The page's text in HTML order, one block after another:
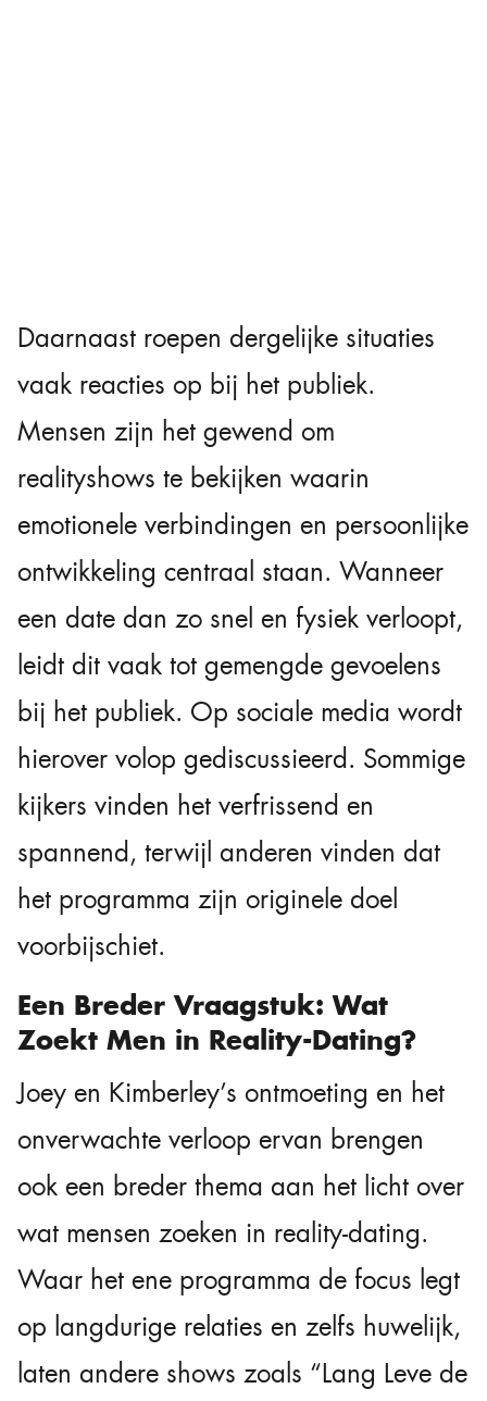
Daarnaast roepen dergelijke situaties
vaak reacties op bij het publiek.
Mensen zijn het gewend om
realityshows te bekijken waarin
emotionele verbindingen en persoonlijke
ontwikkeling centraal staan. Wanneer
een date dan zo snel en fysiek verloopt,
leidt dit vaak tot gemengde gevoelens
bij het publiek. Op sociale media wordt
hierover volop gediscussieerd. Sommige
kijkers vinden het verfrissend en
spannend, terwijl anderen vinden dat
het programma zijn originele doel
voorbijschiet.
Een Breder Vraagstuk: Wat
Zoekt Men in Reality-Dating?
Joey en Kimberley’s ontmoeting en het
onverwachte verloop ervan brengen
ook een breder thema aan het licht over
wat mensen zoeken in reality-dating.
Waar het ene programma de focus legt
op langdurige relaties en zelfs huwelijk,
laten andere shows zoals “Lang Leve de